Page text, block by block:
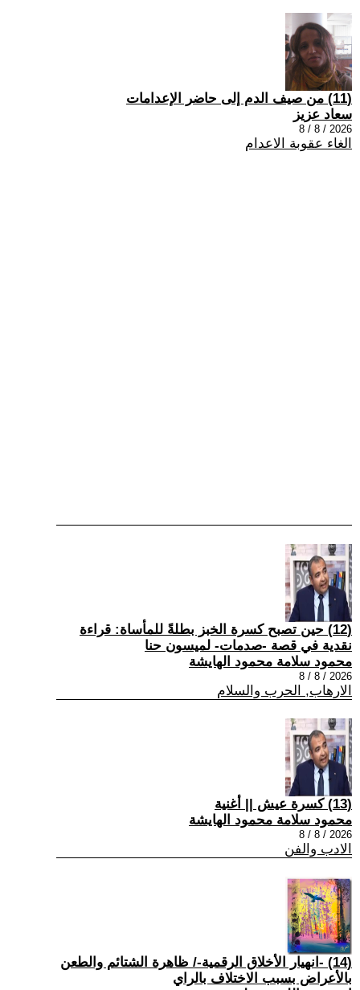
(11) من صيف الدم إلى حاضر الإعدامات
سعاد عزيز
2026 / 8 / 8
الغاء عقوبة الاعدام
(12) حين تصبح كسرة الخبز بطلةً للمأساة: قراءة
نقدية في قصة -صدمات- لميسون حنا
محمود سلامة محمود الهايشة
2026 / 8 / 8
الارهاب, الحرب والسلام
(13) كسرة عيش || أغنية
محمود سلامة محمود الهايشة
2026 / 8 / 8
الادب والفن
(14) -انهيار الأخلاق الرقمية-/ ظاهرة الشتائم والطعن
بالأعراض بسبب الاختلاف بالراي